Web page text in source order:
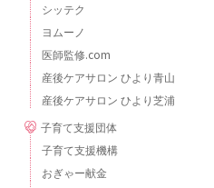
シッテク
ヨムーノ
医師監修.com
産後ケアサロン ひより青山
産後ケアサロン ひより芝浦
子育て支援団体
子育て支援機構
おぎゃー献金